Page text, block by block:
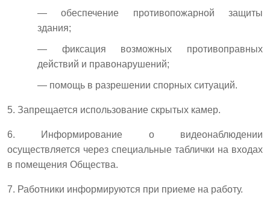
— обеспечение противопожарной защиты
здания;
— фиксация возможных противоправных
действий и правонарушений;
— помощь в разрешении спорных ситуаций.
5. Запрещается использование скрытых камер.
6. Информирование о видеонаблюдении
осуществляется через специальные таблички на входах
в помещения Общества.
7. Работники информируются при приеме на работу.